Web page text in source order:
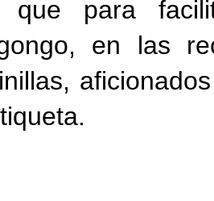
que para
, en las
.